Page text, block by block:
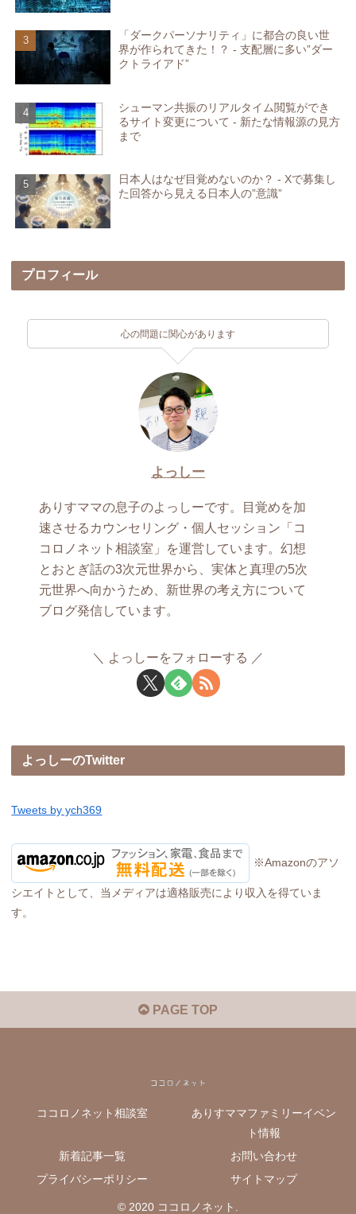
「ダークパーソナリティ」に都合の良い世
界が作られてきた！？ - 支配層に多い”ダー
クトライアド”
シューマン共振のリアルタイム閲覧ができ
るサイト変更について - 新たな情報源の見方
まで
日本人はなぜ目覚めないのか？ - Xで募集し
た回答から見える日本人の”意識”
プロフィール
心の問題に関心があります
よっしー
ありすママの息子のよっしーです。目覚めを加
速させるカウンセリング・個人セッション「コ
コロノネット相談室」を運営しています。幻想
とおとぎ話の3次元世界から、実体と真理の5次
元世界へ向かうため、新世界の考え方について
ブログ発信しています。
よっしーをフォローする
よっしーのTwitter
Tweets by ych369
※Amazonのアソ
シエイトとして、当メディアは適格販売により収入を得ていま
す。
PAGE TOP
ココロノネット相談室
ありすママファミリーイベン
ト情報
新着記事一覧
お問い合わせ
プライバシーポリシー
サイトマップ
© 2020 ココロノネット.